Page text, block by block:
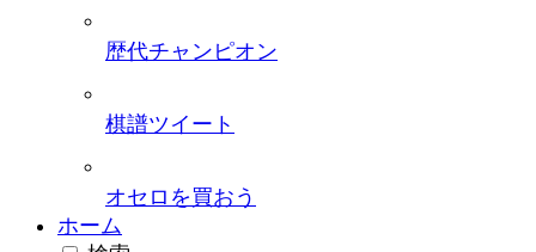
歴代チャンピオン
棋譜ツイート
オセロを買おう
ホーム